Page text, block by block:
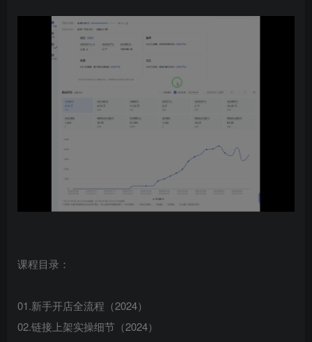
课程目录：
01.新手开店全流程（2024）
02.链接上架实操细节（2024）